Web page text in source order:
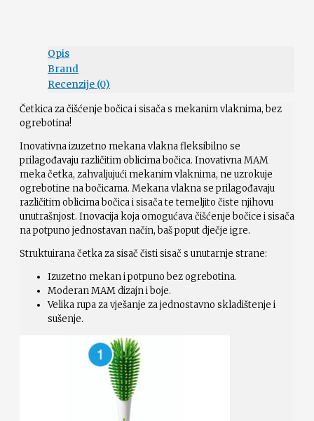
Opis
Brand
Recenzije (0)
Četkica za čišćenje bočica i sisača s mekanim vlaknima, bez
ogrebotina!
Inovativna izuzetno mekana vlakna fleksibilno se
prilagođavaju različitim oblicima bočica. Inovativna MAM
meka četka, zahvaljujući mekanim vlaknima, ne uzrokuje
ogrebotine na bočicama. Mekana vlakna se prilagođavaju
različitim oblicima bočica i sisača te temeljito čiste njihovu
unutrašnjost. Inovacija koja omogućava čišćenje bočice i sisača
na potpuno jednostavan način, baš poput dječje igre.
Struktuirana četka za sisač čisti sisač s unutarnje strane:
Izuzetno mekan i potpuno bez ogrebotina.
Moderan MAM dizajn i boje.
Velika rupa za vješanje za jednostavno skladištenje i
sušenje.